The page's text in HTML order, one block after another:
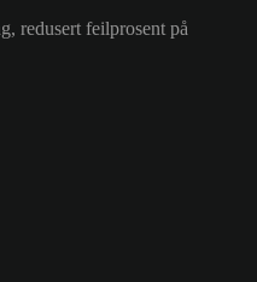
redusert feilprosent på